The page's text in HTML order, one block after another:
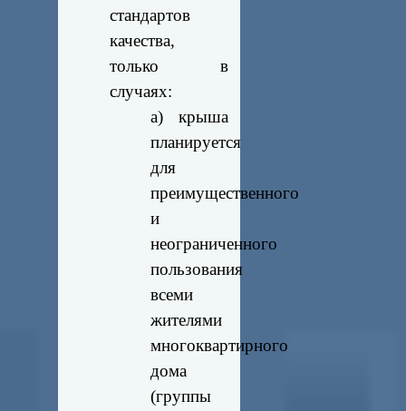
стандартов
качества,
только в
случаях:
а) крыша
планируется
для
преимущественного
и
неограниченного
пользования
всеми
жителями
многоквартирного
дома
(группы